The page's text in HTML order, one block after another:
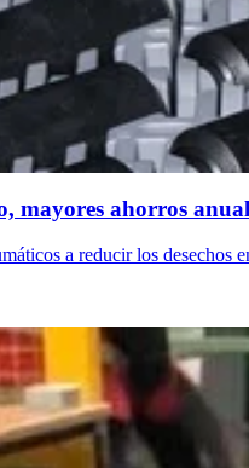
mayores ahorros
a reducir los desechos